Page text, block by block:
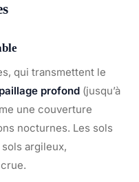
qui transmettent le
paillage profond (jusqu’à
une couverture
nocturnes. Les sols
argileux,